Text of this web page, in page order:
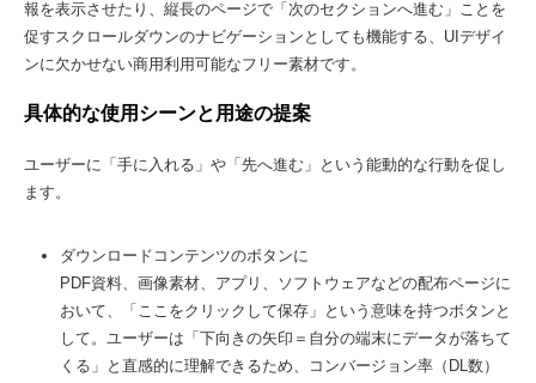
報を表示させたり、縦長のページで「次のセクションへ進む」ことを
促すスクロールダウンのナビゲーションとしても機能する、UIデザイ
ンに欠かせない商用利用可能なフリー素材です。
具体的な使用シーンと用途の提案
ユーザーに「手に入れる」や「先へ進む」という能動的な行動を促し
ます。
ダウンロードコンテンツのボタンに
PDF資料、画像素材、アプリ、ソフトウェアなどの配布ページに
おいて、「ここをクリックして保存」という意味を持つボタンと
して。ユーザーは「下向きの矢印＝自分の端末にデータが落ちて
くる」と直感的に理解できるため、コンバージョン率（DL数）